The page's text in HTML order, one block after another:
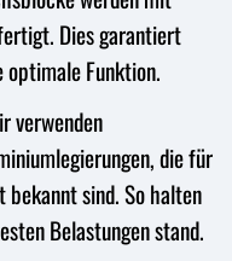
Dies garantiert
Funktion.
verwenden
die für
sind. So halten
Belastungen stand.